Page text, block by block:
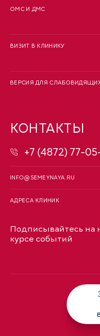
ОМС И ДМС
ВИЗИТ В КЛИНИКУ
ВЕРСИЯ ДЛЯ
КОНТАКТЫ
+7 (4872) 77-
INFO@SEMEYNAYA.RU
АДРЕСА КЛИНИК
Подписывайтесь на
курсе событий